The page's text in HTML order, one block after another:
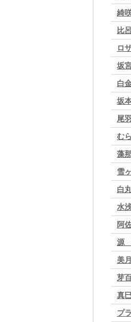
綺
比
ロ
坂
白
坂
尾
む
藻
雪
白
水
阿
源
美
芽
真
プ